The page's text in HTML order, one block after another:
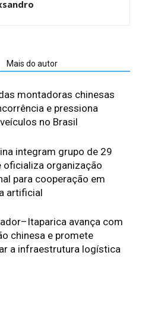
Mais do autor
montadoras chinesas
e pressiona
no Brasil
integram grupo de 29
oficializa organização
para cooperação em
artificial
avança com
chinesa e promete
a infraestrutura logística